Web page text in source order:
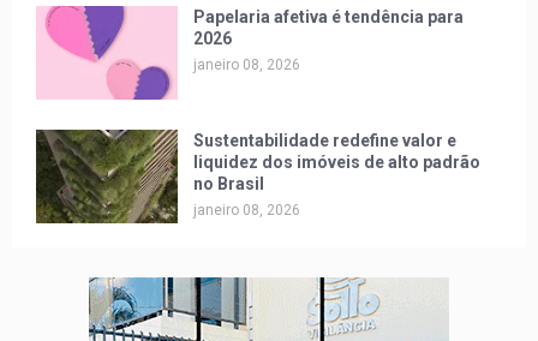
Papelaria afetiva é tendência para
2026
janeiro 08, 2026
Sustentabilidade redefine valor e
liquidez dos imóveis de alto padrão
no Brasil
janeiro 08, 2026